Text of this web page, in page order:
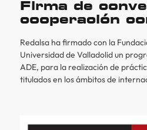
Firma de
cooperación
Redalsa ha firmado con la
Universidad de Valladolid un
ADE, para la realización de
titulados en los ámbitos de